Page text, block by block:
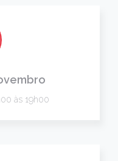
às 19h00